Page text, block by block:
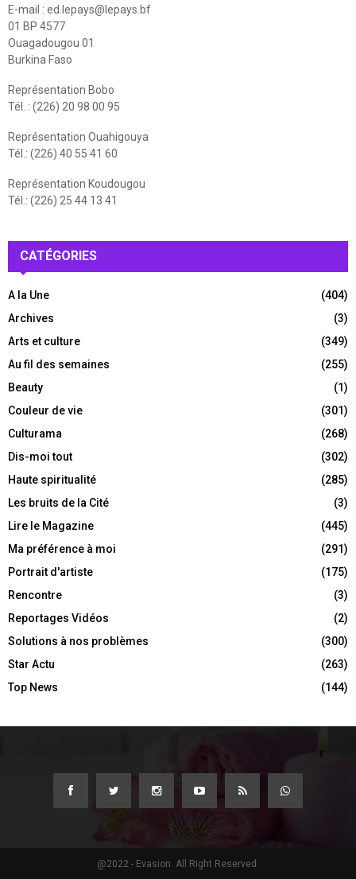
E-mail : ed.lepays@lepays.bf
01 BP 4577
Ouagadougou 01
Burkina Faso
Représentation Bobo
Tél. : (226) 20 98 00 95
Représentation Ouahigouya
Tél.: (226) 40 55 41 60
Représentation Koudougou
Tél.: (226) 25 44 13 41
CATÉGORIES
A la Une
(404)
Archives
(3)
Arts et culture
(349)
Au fil des semaines
(255)
Beauty
(1)
Couleur de vie
(301)
Culturama
(268)
Dis-moi tout
(302)
Haute spiritualité
(285)
Les bruits de la Cité
(3)
Lire le Magazine
(445)
Ma préférence à moi
(291)
Portrait d'artiste
(175)
Rencontre
(3)
Reportages Vidéos
(2)
Solutions à nos problèmes
(300)
Star Actu
(263)
Top News
(144)
@2022 - Evasion. All Right Reserved.